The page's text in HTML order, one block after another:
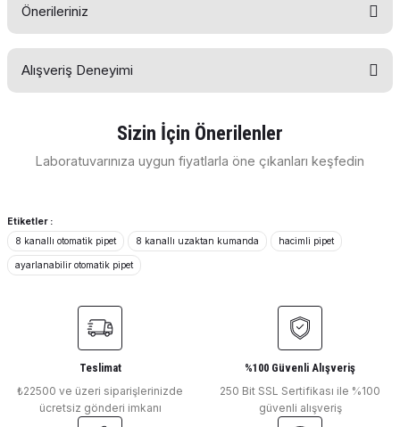
Soru Sor
Önerileriniz
Bu ürünün fiyat bilgisi, resim, ürün açıklamalarında ve diğer
Görüş ve önerileriniz için teşekkür ederiz.
Ürün resmi kalitesiz, bozuk veya görüntülenemiyor.
Ürün bilgilerinde hatalar bulunuyor.
Ürün fiyatı diğer sitelerden daha pahalı.
Bu ürüne benzer farklı alternatifler olmalı.
Gönder
Alışveriş Deneyimi
Sizin İçin Önerilenler
Laboratuvarınıza uygun fiyatlarla öne çıkanları keşfedin
DLab Ayarlanabilir Otomatik Pipet 7010104006-7010103006
Etiketler :
8 kanallı otomatik pipet
8 kanallı uzaktan kumanda hacimli pipet
ayarlanabilir otomatik pipet
Teslimat
₺22500 ve üzeri siparişlerinizde
ücretsiz gönderi imkanı
%100 Güvenli Alışveriş
250 Bit SSL Sertifikası ile %100
güvenli alışveriş